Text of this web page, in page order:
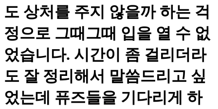
도 상처를 주지 않을까 하는 걱
정으로 그때그때 입을 열 수 없
었습니다. 시간이 좀 걸리더라
도 잘 정리해서 말씀드리고 싶
었는데 퓨즈들을 기다리게 하